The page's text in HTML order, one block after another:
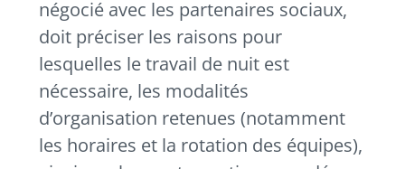
négocié avec les partenaires sociaux,
doit préciser les raisons pour
lesquelles le travail de nuit est
nécessaire, les modalités
d’organisation retenues (notamment
les horaires et la rotation des équipes),